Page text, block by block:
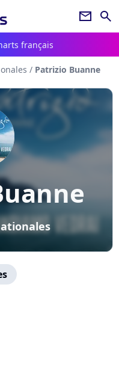
newsletter search
français
/ Patrizio Buanne